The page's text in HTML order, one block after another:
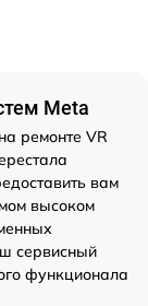
Meta
ремонте VR
вам
высоком
сервисный
функционала